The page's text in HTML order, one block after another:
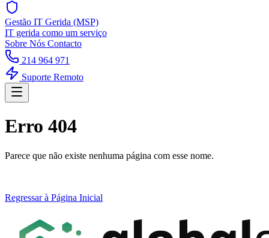
Gestão IT Gerida (MSP)
IT gerida como um serviço
Sobre Nós Contacto
214 964 971
Suporte Remoto
Erro 404
Parece que não existe nenhuma página com esse nome.
Regressar à Página Inicial